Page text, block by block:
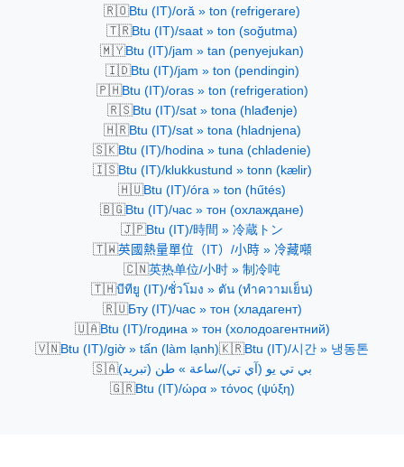
🇷🇴Btu (IT)/oră » ton (refrigerare)
🇹🇷Btu (IT)/saat » ton (soğutma)
🇲🇾Btu (IT)/jam » tan (penyejukan)
🇮🇩Btu (IT)/jam » ton (pendingin)
🇵🇭Btu (IT)/oras » ton (refrigeration)
🇷🇸Btu (IT)/sat » tona (hlađenje)
🇭🇷Btu (IT)/sat » tona (hladnjena)
🇸🇰Btu (IT)/hodina » tuna (chladenie)
🇮🇸Btu (IT)/klukkustund » tonn (kælir)
🇭🇺Btu (IT)/óra » ton (hűtés)
🇧🇬Btu (IT)/час » тон (охлаждане)
🇯🇵Btu (IT)/時間 » 冷蔵トン
🇹🇼英國熱量單位（IT）/小時 » 冷藏噸
🇨🇳英热单位/小时 » 制冷吨
🇹🇭บีทียู (IT)/ชั่วโมง » ตัน (ทำความเย็น)
🇷🇺Бту (IT)/час » тон (хладагент)
🇺🇦Btu (IT)/година » тон (холодоагентний)
🇻🇳Btu (IT)/giờ » tấn (làm lạnh)🇰🇷Btu (IT)/시간 » 냉동톤
🇸🇦بي تي يو (آي تي)/ساعة » طن (تبريد)
🇬🇷Btu (IT)/ώρα » τόνος (ψύξη)